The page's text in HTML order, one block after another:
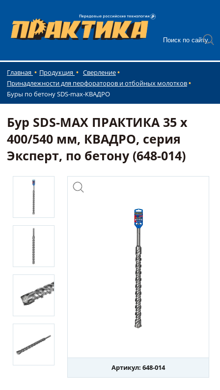
Главная Продукция
Сверление
Принадлежности для перфораторов и отбойных молотков
Буры по бетону SDS-max-КВАДРО
Бур SDS-MAX ПРАКТИКА 35 х
400/540 мм, КВАДРО, серия
Эксперт, по бетону (648-014)
Артикул: 648-014